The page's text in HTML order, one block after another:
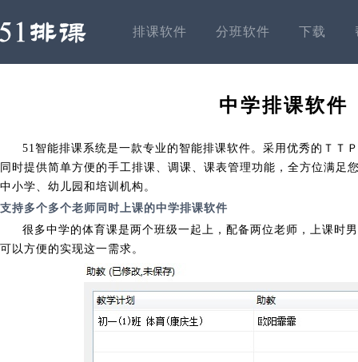
排课软件 分班软件 下载
中学排课软件
51智能排课系统是一款专业的智能排课软件。采用优秀的ＴＴ
同时提供简单方便的手工排课、调课、课表管理功能，全方位满足
中小学、幼儿园和培训机构。
支持多个多个老师同时上课的中学排课软件
很多中学的体育课是两个班级一起上，配备两位老师，上课时
可以方便的实现这一需求。